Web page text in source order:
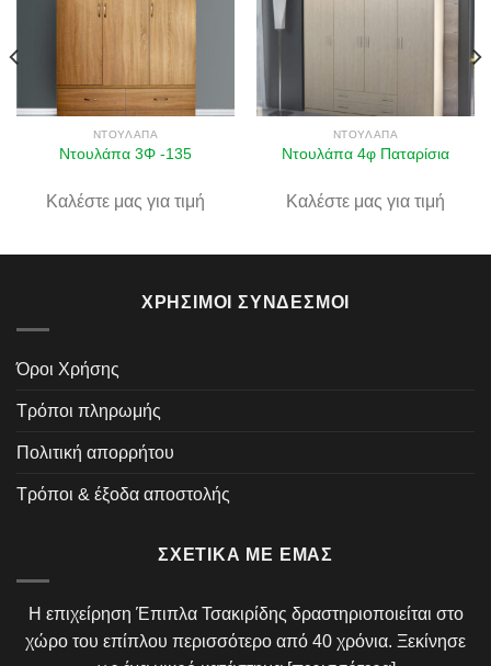
ΝΤΟΥΛΆΠΑ
Ντουλάπα 3Φ -135
Καλέστε μας για τιμή
ΝΤΟΥΛΆΠΑ
Ντουλάπα 4φ Παταρίσια
Καλέστε μας για τιμή
ΧΡΉΣΙΜΟΙ ΣΎΝΔΕΣΜΟΙ
Όροι Χρήσης
Τρόποι πληρωμής
Πολιτική απορρήτου
Τρόποι & έξοδα αποστολής
ΣΧΕΤΙΚΆ ΜΕ ΕΜΆΣ
Η επιχείρηση Έπιπλα Τσακιρίδης δραστηριοποιείται στο
χώρο του επίπλου περισσότερο από 40 χρόνια. Ξεκίνησε